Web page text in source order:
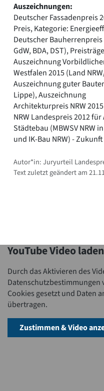
Auszeichnungen:
Deutscher Fassadenpreis
Preis, Kategorie:
Deutscher
GdW, BDA, DST),
Auszeichnung
Westfalen 2015 (Land
Auszeichnung guter
Lippe), Auszeichnung
Architekturpreis NRW
NRW Landespreis 2012
Städtebau (MBWSV NRW
und IK-Bau NRW) -
Autor*in: Juryurteil
Text zuletzt geändert am
YouTube Video
Durch das Aktivieren des
Datenschutzbestimmungen
Cookies gesetzt und Daten
übertragen.
Zustimmen